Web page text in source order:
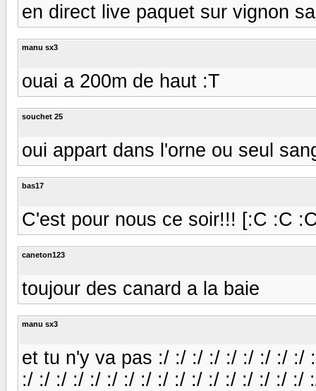
en direct live paquet sur vignon
manu sx3
ouai a 200m de haut :T
souchet 25
oui appart dans l'orne ou seul
bas17
C'est pour nous ce soir!!! [:C :C
caneton123
toujour des canard a la baie
manu sx3
et tu n'y va pas :/ :/ :/ :/ :/ :/ :/ :/
:/ :/ :/ :/ :/ :/ :/ :/ :/ :/ :/ :/ :/ :/ :/ :/ :/